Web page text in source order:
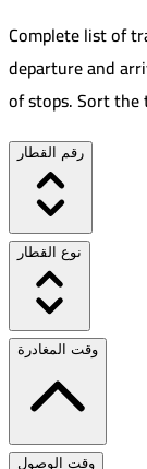
Complete list of
departure and
of stops. Sort the
رقم القطار
نوع القطار
وقت المغادرة
وقت الوصول